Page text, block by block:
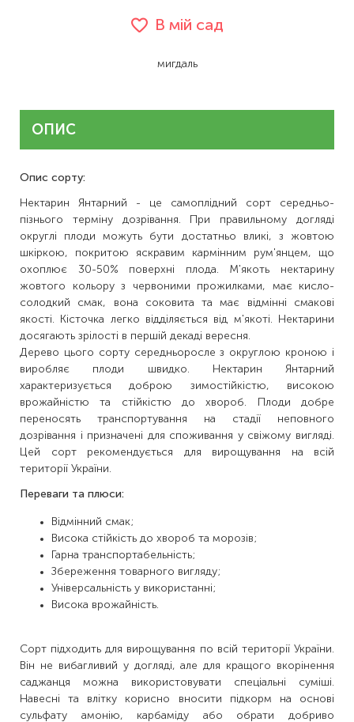
В мій сад
мигдаль
ОПИС
Опис сорту:
Нектарин Янтарний - це самоплідний сорт середньо-
пізнього терміну дозрівання. При правильному догляді
округлі плоди можуть бути достатньо вликі, з жовтою
шкіркою, покритою яскравим кармінним рум'янцем, що
охоплює 30-50% поверхні плода. М'якоть нектарину
жовтого кольору з червоними прожилками, має кисло-
солодкий смак, вона соковита та має відмінні смакові
якості. Кісточка легко відділяється від м'якоті. Нектарини
досягають зрілості в першій декаді вересня.
Дерево цього сорту середньоросле з округлою кроною і
виробляє плоди швидко. Нектарин Янтарний
характеризується доброю зимостійкістю, високою
врожайністю та стійкістю до хвороб. Плоди добре
переносять транспортування на стадії неповного
дозрівання і призначені для споживання у свіжому вигляді.
Цей сорт рекомендується для вирощування на всій
території України.
Переваги та плюси:
Відмінний смак;
Висока стійкість до хвороб та морозів;
Гарна транспортабельність;
Збереження товарного вигляду;
Універсальність у використанні;
Висока врожайність.
Сорт підходить для вирощування по всій території України.
Він не вибагливий у догляді, але для кращого вкорінення
саджанця можна використовувати спеціальні суміші.
Навесні та влітку корисно вносити підкорм на основі
сульфату амонію, карбаміду або обрати добриво